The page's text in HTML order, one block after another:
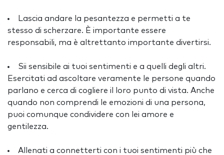
Lascia andare la pesantezza e permetti a te
stesso di scherzare. È importante essere
responsabili, ma è altrettanto importante divertirsi.
Sii sensibile ai tuoi sentimenti e a quelli degli altri.
Esercitati ad ascoltare veramente le persone quando
parlano e cerca di cogliere il loro punto di vista. Anche
quando non comprendi le emozioni di una persona,
puoi comunque condividere con lei amore e
gentilezza.
Allenati a connetterti con i tuoi sentimenti più che